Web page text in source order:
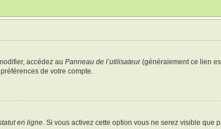
accédez au Panneau de l’utilisateur(généralement ce lien
de votre compte.
en ligne . Si vous activez cette option vous ne serez visible que